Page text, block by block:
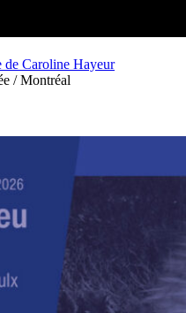
de Caroline Hayeur
/ Montréal